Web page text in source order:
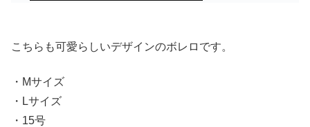
こちらも可愛らしいデザインのボレロです。
・Mサイズ
・Lサイズ
・15号